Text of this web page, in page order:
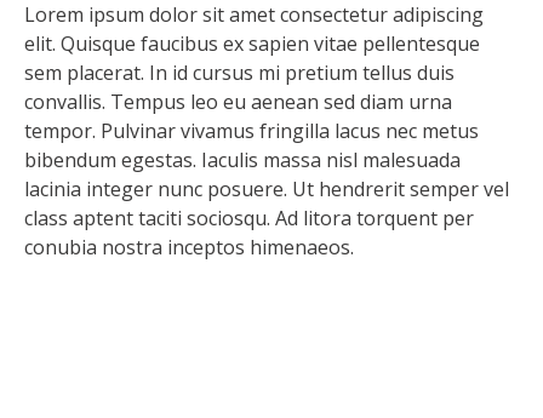
Lorem ipsum dolor sit amet consectetur adipiscing
elit. Quisque faucibus ex sapien vitae pellentesque
sem placerat. In id cursus mi pretium tellus duis
convallis. Tempus leo eu aenean sed diam urna
tempor. Pulvinar vivamus fringilla lacus nec metus
bibendum egestas. Iaculis massa nisl malesuada
lacinia integer nunc posuere. Ut hendrerit semper vel
class aptent taciti sociosqu. Ad litora torquent per
conubia nostra inceptos himenaeos.